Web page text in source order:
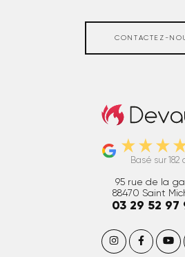
CONTACTEZ-
Caches clim et
Basé sur 182
95 rue de la
88470 Saint
03 29 52 97